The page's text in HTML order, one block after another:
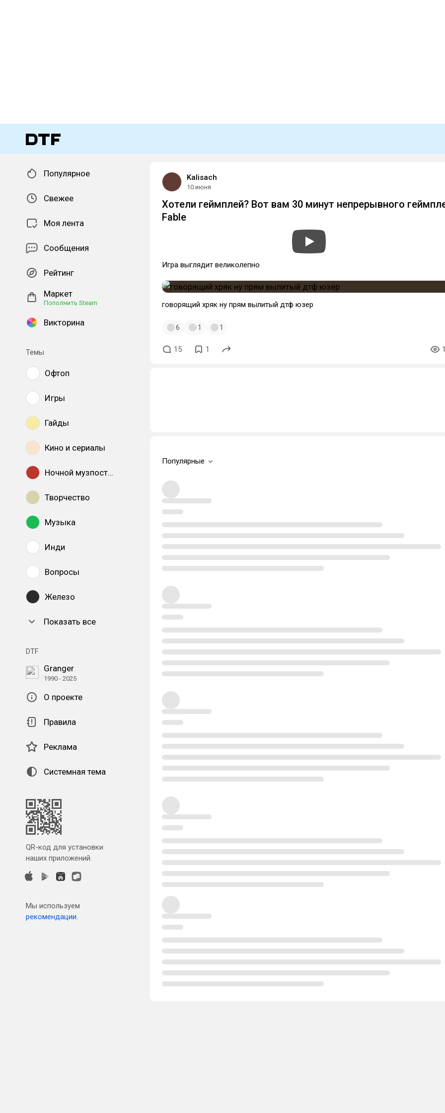
Популярное
Свежее
Моя лента
Сообщения
Рейтинг
Маркет
Пополнить Steam
Викторина
Темы
Офтоп
Игры
Гайды
Кино и сериалы
Ночной музпостинг
Творчество
Музыка
Инди
Вопросы
Железо
Показать все
DTF
Granger
1990 - 2025
О проекте
Правила
Реклама
Системная тема
QR-код для установки
наших приложений.
Мы используем
рекомендации.
Kalisach
10 июня
Хотели геймплей? Вот вам 30 минут непрерывного
Fable
Игра выглядит великолепно
говорящий хряк ну прям вылитый дтф юзер
6 1 1
15 1
Популярные